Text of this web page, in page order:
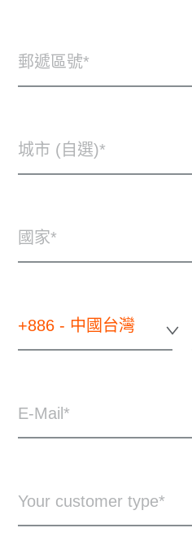
郵遞區號
城市 (自選)
國家*
+886 - 中國台灣
E-Mail
Your customer type*